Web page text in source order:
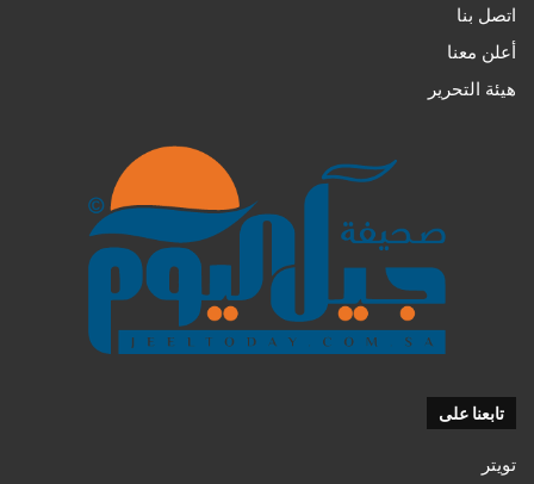
اتصل بنا
أعلن معنا
هيئة التحرير
تابعنا على
تويتر